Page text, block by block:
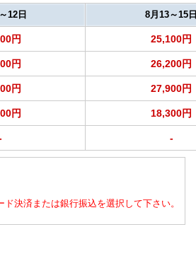
12日 8月13～15日
円 25,100円
円 26,200円
円 27,900円
円 18,300円
-
決済または銀行振込を選択して下さい。